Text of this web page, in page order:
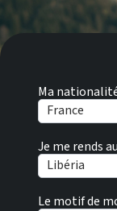
Ma
France
Je me rends
Libéria
Le motif de